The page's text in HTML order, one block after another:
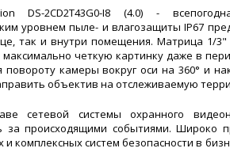
DS-2CD2T43G0-I8 (4.0) -
уровнем пыле- и влагозащиты IP67
так и внутри помещения. Матрица 1/3"
максимально четкую картинку даже в
повороту камеры вокруг оси на 360° и
объектив на отслеживаемую
сетевой системы охранного
за происходящими событиями. Широко
и комплексных систем безопасности в